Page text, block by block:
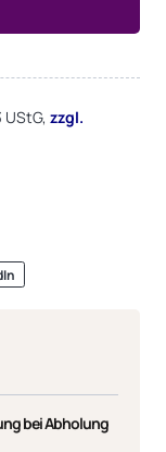
zzgl.
bei Abholung